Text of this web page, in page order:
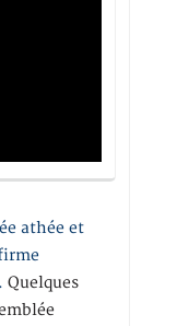
athée et
Quelques